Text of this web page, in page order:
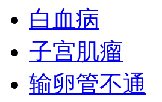
白血病
子宫肌瘤
输卵管不通